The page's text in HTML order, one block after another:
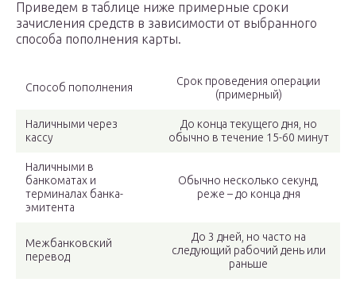
Приведем в таблице ниже примерные сроки
зачисления средств в зависимости от выбранного
способа пополнения карты.
Способ пополнения
Срок проведения операции
(примерный)
Наличными через
кассу
До конца текущего дня, но
обычно в течение 15-60 минут
Наличными в
банкоматах и
терминалах банка-
эмитента
Обычно несколько секунд,
реже – до конца дня
Межбанковский
перевод
До 3 дней, но часто на
следующий рабочий день или
раньше